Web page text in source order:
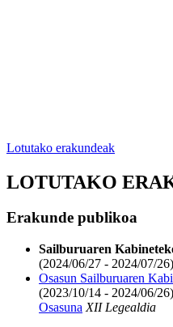
Lotutako erakundeak
LOTUTAKO
Erakunde publikoa
Sailburuaren
(2024/06/27 - 2024/07/26)
Osasun Sailburuaren
(2023/10/14 - 2024/06/26)
Osasuna XII Legealdia